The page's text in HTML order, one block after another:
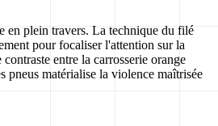
en plein travers. La technique du filé
pour focaliser l'attention sur la
entre la carrosserie orange
pneus matérialise la violence maîtrisée